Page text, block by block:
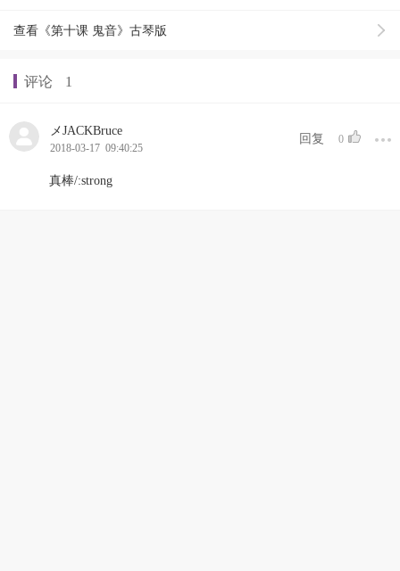
查看《第十课 鬼音》古琴版
评论 1
メJACKBruce
2018-03-17 09:40:25
回复 0
真棒/:strong